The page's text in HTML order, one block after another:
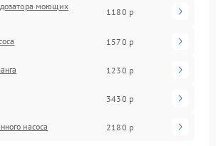
моющих
1180 р
1570 р
1230 р
3430 р
насоса 2180 р